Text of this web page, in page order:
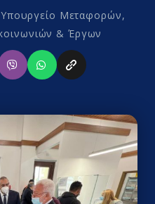
Υπουργείο Μεταφορών,
& Έργων